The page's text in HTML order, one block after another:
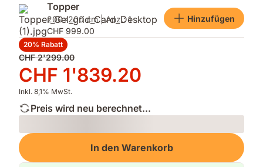
Topper
200x200 cm | Anz.: 1
CHF 999.00
Hinzufügen
20% Rabatt
Ursprünglicher
Preis
CHF 2'299.00
CHF 2'299.00
Preis
CHF 1'839.20
CHF 1'839.20
Inkl. 8,1% MwSt.
Preis wird neu berechnet...
Loading
In den Warenkorb